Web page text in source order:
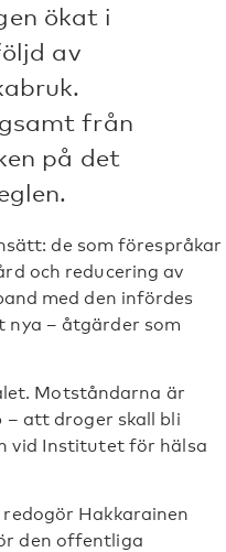
ökat i
av
från
på det
de som förespråkar
och reducering av
med den infördes
– åtgärder som
Motståndarna är
att droger skall bli
vid Institutet för hälsa
redogör Hakkarainen
den offentliga